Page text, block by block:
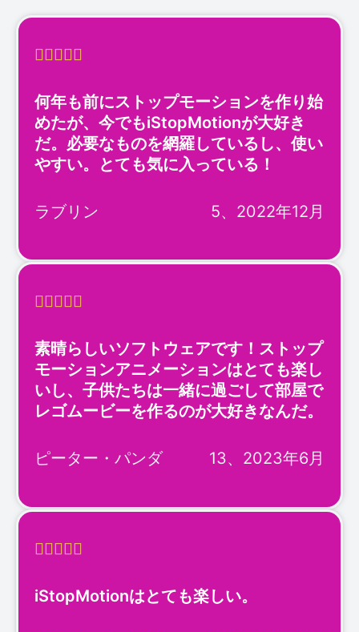

何年も前にストップモーションを作り始
めたが、今でもiStopMotionが大好き
だ。必要なものを網羅しているし、使い
やすい。とても気に入っている！
ラブリン 5、2022年12月

素晴らしいソフトウェアです！ストップ
モーションアニメーションはとても楽し
いし、子供たちは一緒に過ごして部屋で
レゴムービーを作るのが大好きなんだ。
ピーター・パンダ 13、2023年6月

iStopMotionはとても楽しい。